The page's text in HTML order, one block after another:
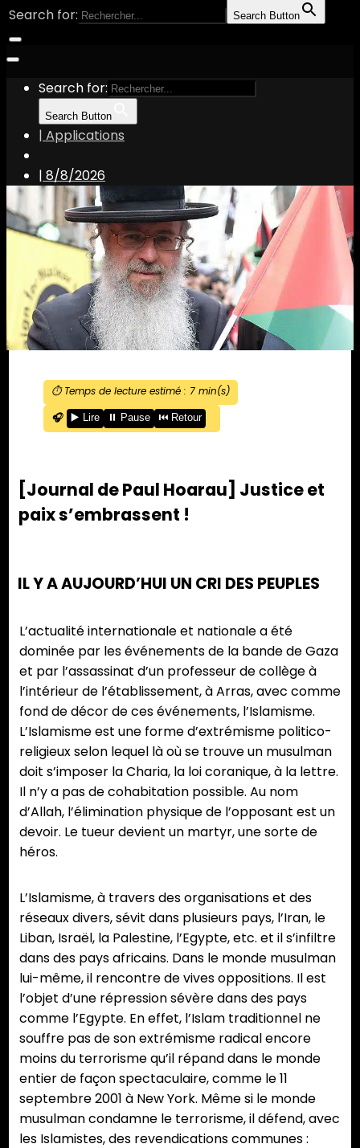
Search for: Search Button
Search for:
Search Button
| Applications
| 8/8/2026
⏱️ Temps de lecture estimé : 7min(s)
🎧
▶️ Lire ⏸️ Pause ⏮️ Retour
[Journal de Paul Hoarau] Justice et
paix s’embrassent !
IL Y A AUJOURD’HUI UN CRI DES PEUPLES
L’actualité internationale et nationale a été
dominée par les événements de la bande de Gaza
et par l’assassinat d’un professeur de collège à
l’intérieur de l’établissement, à Arras, avec comme
fond de décor de ces événements, l’Islamisme.
L’Islamisme est une forme d’extrémisme politico-
religieux selon lequel là où se trouve un musulman
doit s’imposer la Charia, la loi coranique, à la lettre.
Il n’y a pas de cohabitation possible. Au nom
d’Allah, l’élimination physique de l’opposant est un
devoir. Le tueur devient un martyr, une sorte de
héros.
L’Islamisme, à travers des organisations et des
réseaux divers, sévit dans plusieurs pays, l’Iran, le
Liban, Israël, la Palestine, l’Egypte, etc. et il s’infiltre
dans des pays africains. Dans le monde musulman
lui-même, il rencontre de vives oppositions. Il est
l’objet d’une répression sévère dans des pays
comme l’Egypte. En effet, l’Islam traditionnel ne
souffre pas de son extrémisme radical encore
moins du terrorisme qu’il répand dans le monde
entier de façon spectaculaire, comme le 11
septembre 2001 à New York. Même si le monde
musulman condamne le terrorisme, il défend, avec
les Islamistes, des revendications communes :